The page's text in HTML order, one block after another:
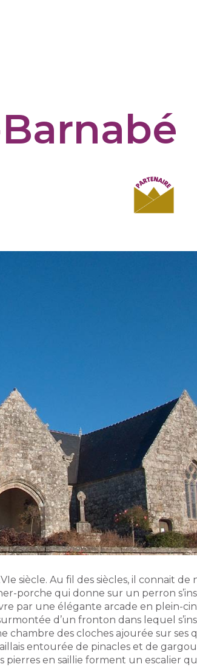
siècle. Au fil des siècles, il connait de
porche qui donne sur un perron
par une élégante arcade en plein-
d’un fronton dans lequel
chambre des cloches ajourée sur ses
entourée de pinacles et de
en saillie forment un escalier